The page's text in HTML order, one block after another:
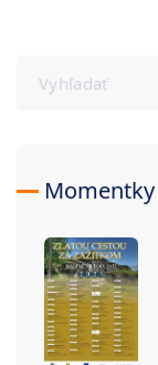
Momentky